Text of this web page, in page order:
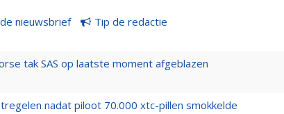
nieuwsbrief Tip de redactie
tak SAS op laatste moment afgeblazen
nadat piloot 70.000 xtc-pillen smokkelde